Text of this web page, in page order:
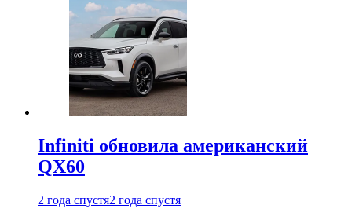
Infiniti обновила американский
QX60
2 года спустя2 года спустя